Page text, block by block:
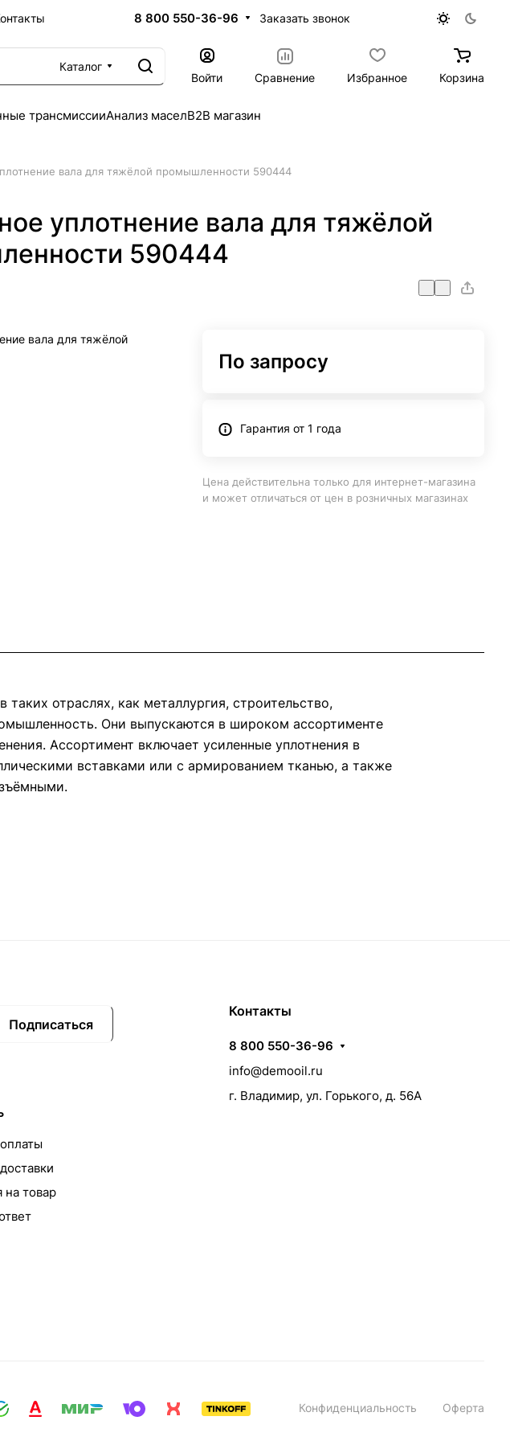
8 800 550-36-96 Заказать звонок
Каталог
Войти
Сравнение Избранное Корзина
трансмиссииАнализ маселB2B магазин
вала для тяжёлой промышленности 590444
уплотнение вала для тяжёлой
590444
вала для тяжёлой
По запросу
Гарантия от 1 года
Цена действительна только для интернет-магазина
и может отличаться от цен в розничных магазинах
отраслях, как металлургия, строительство,
Они выпускаются в широком ассортименте
Ассортимент включает усиленные уплотнения в
вставками или с армированием тканью, а также
Подписаться
на товар
Контакты
8 800 550-36-96
info@demooil.ru
г. Владимир, ул. Горького, д. 56А
Конфиденциальность Оферта